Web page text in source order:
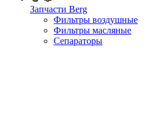
Запчасти Berg
Фильтры воздушные
Фильтры масляные
Сепараторы